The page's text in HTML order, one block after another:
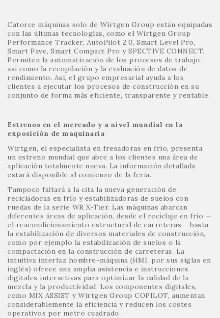
Catorce máquinas solo de Wirtgen Group están equipadas
con las últimas tecnologías, como el Wirtgen Group
Performance Tracker, AutoPilot 2.0, Smart Level Pro,
Smart Pave, Smart Compact Pro y SPECTIVE CONNECT.
Permiten la automatización de los procesos de trabajo,
así como la recopilación y la evaluación de datos de
rendimiento. Así, el grupo empresarial ayuda a los
clientes a ejecutar los procesos de construcción en su
conjunto de forma más eficiente, transparente y rentable.
Estrenos en el mercado y a nivel mundial en la
exposición de maquinaria
Wirtgen, el especialista en fresadoras en frío, presenta
un estreno mundial que abre a los clientes una área de
aplicación totalmente nueva. La información detallada
estará disponible al comienzo de la feria.
Tampoco faltará a la cita la nueva generación de
recicladoras en frío y estabilizadoras de suelos con
ruedas de la serie WR X-Tier. Las máquinas abarcan
diferentes áreas de aplicación, desde el reciclaje en frío —
el reacondicionamiento estructural de carreteras— hasta
la estabilización de diversos materiales de construcción,
como por ejemplo la estabilización de suelos o la
compactación en la construcción de carreteras. La
intuitiva interfaz hombre-máquina (HMI, por sus siglas en
inglés) ofrece una amplia asistencia e instrucciones
digitales interactivas para optimizar la calidad de la
mezcla y la productividad. Los componentes digitales,
como MIX ASSIST y Wirtgen Group COPILOT, aumentan
considerablemente la eficiencia y reducen los costes
operativos por metro cuadrado.